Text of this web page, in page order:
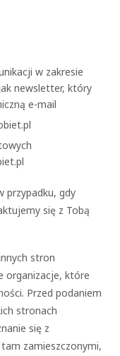
w zakresie
newsletter, który
e-mail
przypadku, gdy
się z Tobą
stron
organizacje, które
Przed podaniem
stronach
się z
zamieszczonymi,